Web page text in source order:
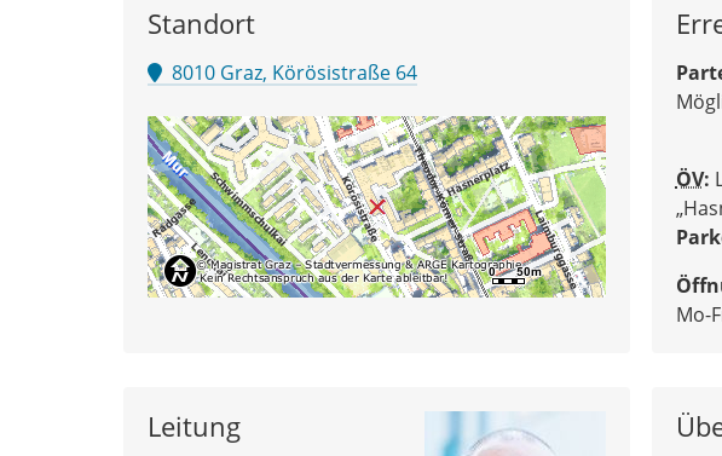
Standort
8010 Graz, Körösistraße 64
ÖV:
Mo-
Leitung